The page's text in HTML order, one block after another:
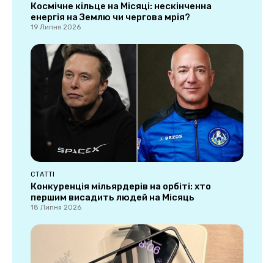
Космічне кільце на Місяці: нескінченна
енергія на Землю чи чергова мрія?
19 Липня 2026
СТАТТІ
Конкуренція мільярдерів на орбіті: хто
першим висадить людей на Місяць
18 Липня 2026